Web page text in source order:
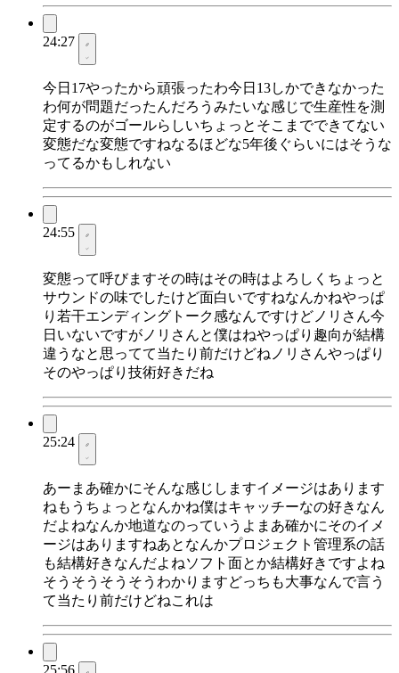
24:27
今日17やったから頑張ったわ今日13しかできなかった
わ何が問題だったんだろうみたいな感じで生産性を測
定するのがゴールらしいちょっとそこまでできてない
変態だな変態ですねなるほどな5年後ぐらいにはそうな
ってるかもしれない
24:55
変態って呼びますその時はその時はよろしくちょっと
サウンドの味でしたけど面白いですねなんかねやっぱ
り若干エンディングトーク感なんですけどノリさん今
日いないですがノリさんと僕はねやっぱり趣向が結構
違うなと思ってて当たり前だけどねノリさんやっぱり
そのやっぱり技術好きだね
25:24
あーまあ確かにそんな感じしますイメージはあります
ねもうちょっとなんかね僕はキャッチーなの好きなん
だよねなんか地道なのっていうよまあ確かにそのイメ
ージはありますねあとなんかプロジェクト管理系の話
も結構好きなんだよねソフト面とか結構好きですよね
そうそうそうそうわかりますどっちも大事なんで言う
て当たり前だけどねこれは